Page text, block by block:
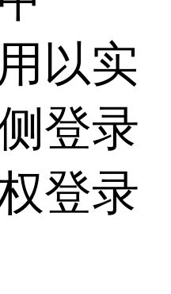
以实
登录
登录